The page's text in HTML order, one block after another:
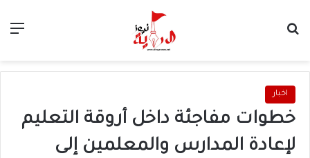
اخبار
خطوات مفاجئة داخل أروقة التعليم
لإعادة المدارس والمعلمين إلى